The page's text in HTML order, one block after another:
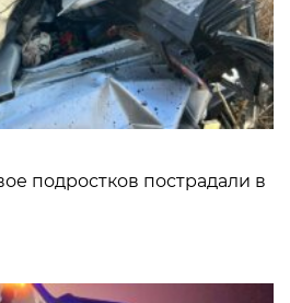
подростков пострадали в